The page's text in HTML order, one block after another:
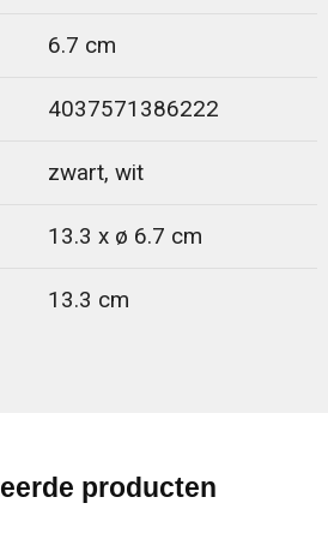
6.7 cm
4037571386222
zwart, wit
13.3 x ø 6.7 cm
13.3 cm
producten